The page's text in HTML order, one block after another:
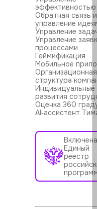
эффективностью
Обратная связь и
управление
Управление
Управление
процессами
Геймификация
Мобильное
Организационная
структура
Индивидуальные
развития
Оценка 360
AI‑ассистент
Единый
реестр